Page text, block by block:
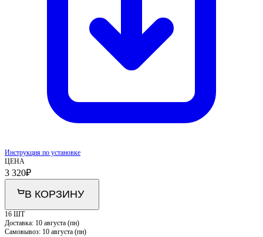
Инструкция по установке
ЦЕНА
3 320₽
В КОРЗИНУ
16 ШТ
Доставка: 10 августа (пн)
Самовывоз: 10 августа (пн)